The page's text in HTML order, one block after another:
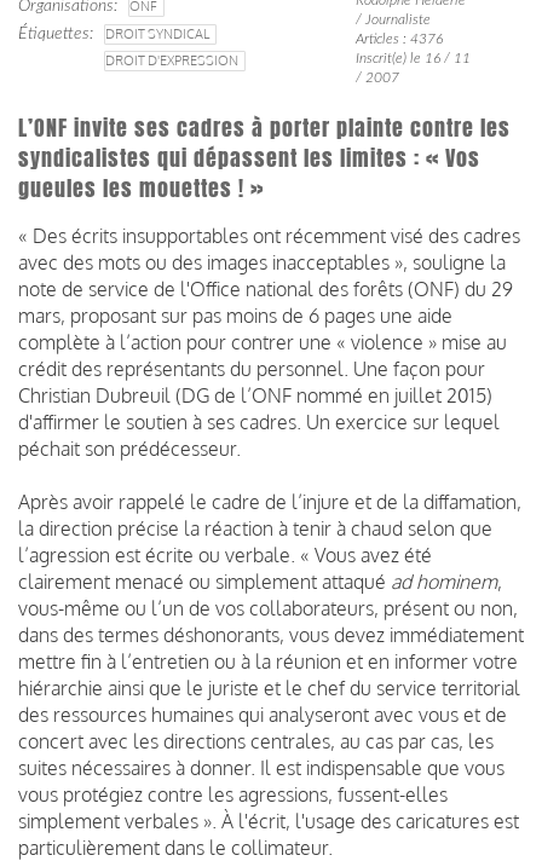
Organisations
ONF
Étiquettes
DROIT SYNDICAL
DROIT D'EXPRESSION
/ Journaliste
Articles : 4376
Inscrit(e) le 16 / 11
/ 2007
L’ONF invite ses cadres à porter plainte contre les
syndicalistes qui dépassent les limites : « Vos
gueules les mouettes ! »
« Des écrits insupportables ont récemment visé des cadres
avec des mots ou des images inacceptables », souligne la
note de service de l'Office national des forêts (ONF) du 29
mars, proposant sur pas moins de 6 pages une aide
complète à l’action pour contrer une « violence » mise au
crédit des représentants du personnel. Une façon pour
Christian Dubreuil (DG de l’ONF nommé en juillet 2015)
d'affirmer le soutien à ses cadres. Un exercice sur lequel
péchait son prédécesseur.
Après avoir rappelé le cadre de l’injure et de la diffamation,
la direction précise la réaction à tenir à chaud selon que
l’agression est écrite ou verbale. « Vous avez été
clairement menacé ou simplement attaqué ad hominem,
vous-même ou l’un de vos collaborateurs, présent ou non,
dans des termes déshonorants, vous devez immédiatement
mettre fin à l’entretien ou à la réunion et en informer votre
hiérarchie ainsi que le juriste et le chef du service territorial
des ressources humaines qui analyseront avec vous et de
concert avec les directions centrales, au cas par cas, les
suites nécessaires à donner. Il est indispensable que vous
vous protégiez contre les agressions, fussent-elles
simplement verbales ». À l'écrit, l'usage des caricatures est
particulièrement dans le collimateur.